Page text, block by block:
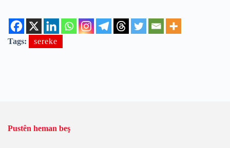
Tags: sereke
Pustên heman beş